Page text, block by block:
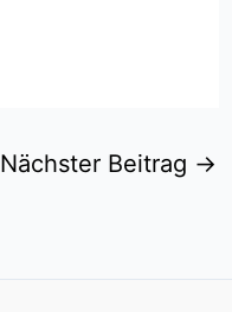
Nächster Beitrag →